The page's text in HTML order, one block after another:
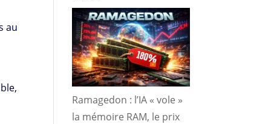
au
Ramagedon : l’IA « vole »
la mémoire RAM, le prix